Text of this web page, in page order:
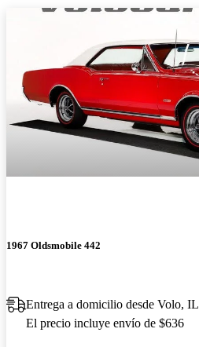
1967 Oldsmobile 442
Entrega a domicilio desde Volo, IL
El precio incluye envío de $636